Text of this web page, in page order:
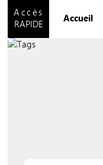
Accès
RAPIDE
Accueil